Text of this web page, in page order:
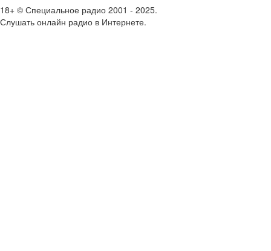
18+ © Специальное радио 2001 - 2025.
Слушать онлайн радио в Интернете.